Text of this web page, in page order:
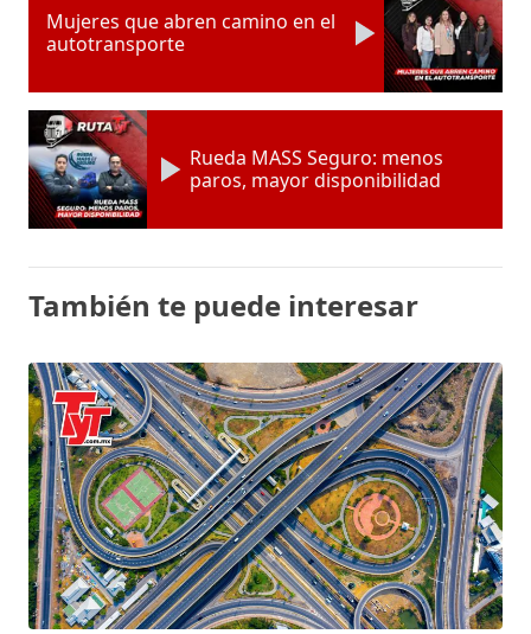
Mujeres que abren camino en el
autotransporte
Rueda MASS Seguro: menos
paros, mayor disponibilidad
También te puede interesar